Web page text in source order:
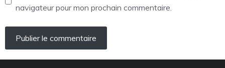
navigateur pour mon prochain commentaire.